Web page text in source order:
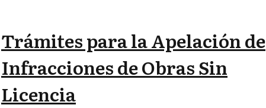
Trámites para la Apelación de
Infracciones de Obras Sin
Licencia